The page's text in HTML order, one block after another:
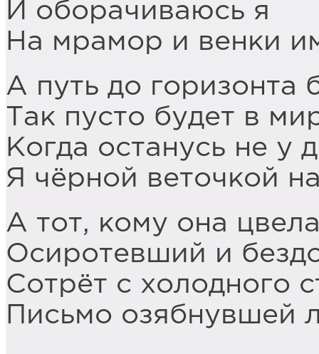
И оборачиваюсь я
На мрамор и венки
А путь до горизонта
Так пусто будет в
Когда останусь не у
Я чёрной веточкой
А тот, кому она
Осиротевший и
Сотрёт с холодного
Письмо озябнувшей